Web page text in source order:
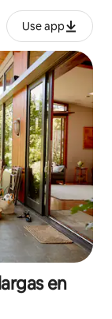
Use app
en